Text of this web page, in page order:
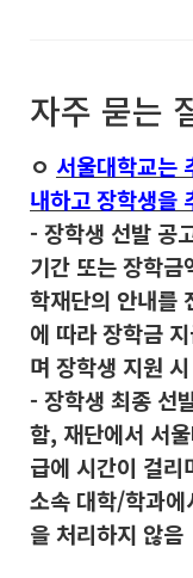
자주 묻는
ㅇ 서울대학교는
내하고 장학생을
- 장학생 선발 공
기간 또는 장학
학재단의 안내를
에 따라 장학금
며 장학생 지원
- 장학생 최종 선
함, 재단에서 서
급에 시간이 걸리
소속 대학/학과
을 처리하지 않음